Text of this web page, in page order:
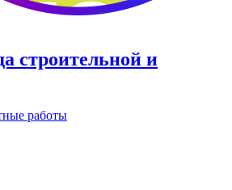
строительной и
работы